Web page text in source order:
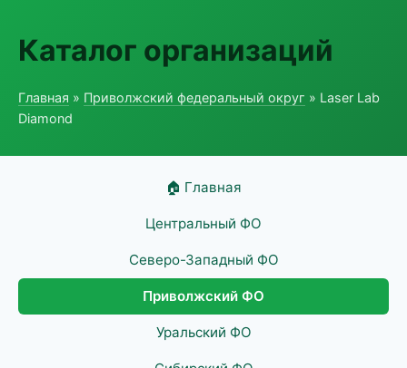
Каталог организаций
Главная » Приволжский федеральный округ » Laser Lab
Diamond
🏠 Главная
Центральный ФО
Северо-Западный ФО
Приволжский ФО
Уральский ФО